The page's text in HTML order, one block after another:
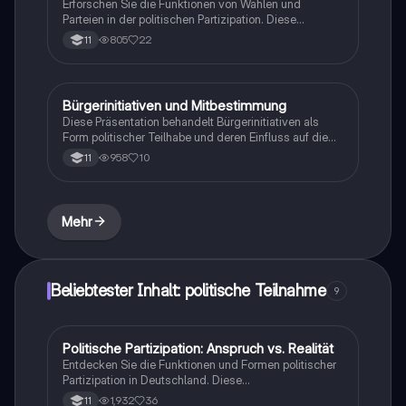
deren Abhängigkeit von wirtschaftlichen Interessen.
Erforschen Sie die Funktionen von Wahlen und
Parteien in der politischen Partizipation. Diese
Zusammenfassung behandelt die Rolle der Bürger in
der Demokratie, die Bedeutung der Repräsentation
Herausforderungen der Repräsentation
auseinandersetzen möchten.
11 805 22
Religion
Bürgerinitiativen und Mitbestimmung
Diese Präsentation behandelt Bürgerinitiativen als
Form politischer Teilhabe und deren Einfluss auf die
Meinungsbildung. Sie beleuchtet die Rolle von
Bürgern bei Protesten, wie z.B. gegen
Freizeit. Ideal für Studierende, die sich mit Demokratie
und politischer Mitbestimmung auseinandersetzen
möchten.
11 958 10
Mehr
Beliebtester Inhalt: politische Teilnahme 9
Wirtschaft und Recht
Politische Partizipation: Anspruch vs. Realität
Entdecken Sie die Funktionen und Formen politischer
Partizipation in Deutschland. Diese
Zusammenfassung behandelt Wahlen, Parteien,
11 1,932 36